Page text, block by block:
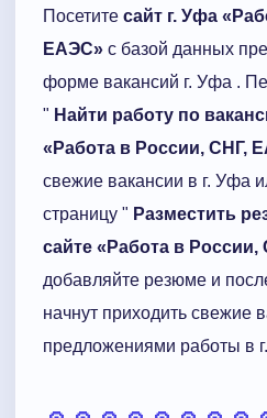
Посетите сайт г. Уфа
ЕАЭС» с базой данных
форме вакансий г. Уфа .
" Найти работу по
«Работа в России, СНГ,
свежие вакансии в г. Уфа
страницу " Разместить
сайте «Работа в
добавляйте резюме и
начнут приходить свежие
предложениями работы в